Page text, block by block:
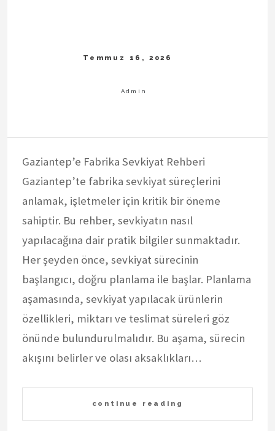
Gaziantep’e Fabrika Sevkiyat Rehberi
Gaziantep’te fabrika sevkiyat süreçlerini
anlamak, işletmeler için kritik bir öneme
sahiptir. Bu rehber, sevkiyatın nasıl
yapılacağına dair pratik bilgiler sunmaktadır.
Her şeyden önce, sevkiyat sürecinin
başlangıcı, doğru planlama ile başlar. Planlama
aşamasında, sevkiyat yapılacak ürünlerin
özellikleri, miktarı ve teslimat süreleri göz
önünde bulundurulmalıdır. Bu aşama, sürecin
akışını belirler ve olası aksaklıkları…
continue reading